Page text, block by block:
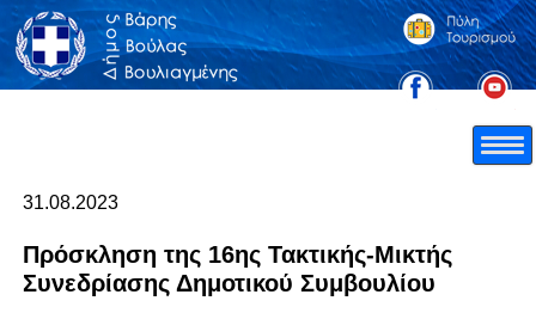
31.08.2023
Πρόσκληση της 16ης Τακτικής-Μικτής
Συνεδρίασης Δημοτικού Συμβουλίου